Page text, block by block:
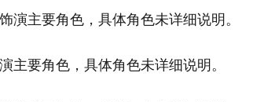
演主要角色，具体角色未详细说明。
主要角色，具体角色未详细说明。